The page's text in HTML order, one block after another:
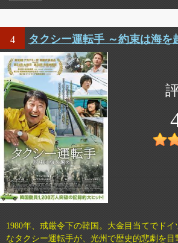
4 タクシー運転手 ～約束は海を
1980年、戒厳令下の韓国。大金目当てでド
なタクシー運転手が、光州で歴史的悲劇を